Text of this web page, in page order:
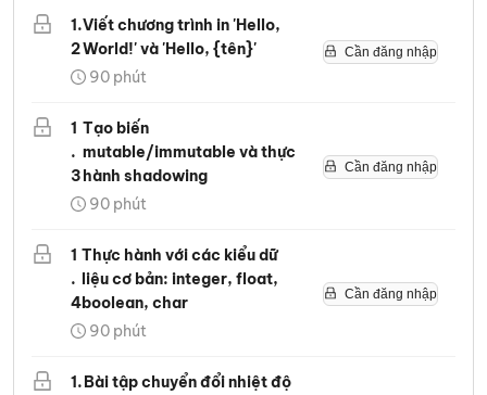
1.
2
Viết chương trình in 'Hello,
World!' và 'Hello, {tên}'
90 phút
Cần đăng nhập
1
.
3
Tạo biến
mutable/immutable và thực
hành shadowing
90 phút
Cần đăng nhập
1
.
4
Thực hành với các kiểu dữ
liệu cơ bản: integer, float,
boolean, char
90 phút
Cần đăng nhập
1.Bài tập chuyển đổi nhiệt độ